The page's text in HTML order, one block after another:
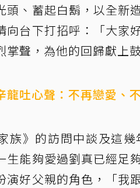
頭、蓄起白鬍，以全新
向台下打招呼：「大家
掌聲，為他的回歸獻上
吐心聲：不再戀愛、
族》的訪問中談及這
生能夠愛過劉真已經足
演好父親的角色，「我